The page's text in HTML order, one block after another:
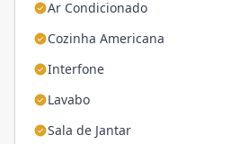
Ar Condicionado
Cozinha Americana
Interfone
Lavabo
Sala de Jantar